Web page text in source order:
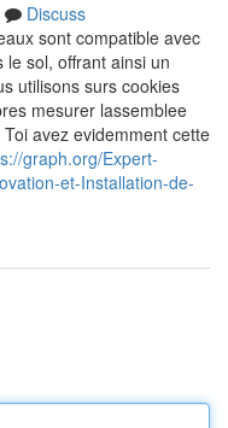
Discuss
sont compatible avec
sol, offrant ainsi un
utilisons surs cookies
mesurer lassemblee
avez evidemment cette
graph.org/Expert-
et-Installation-de-